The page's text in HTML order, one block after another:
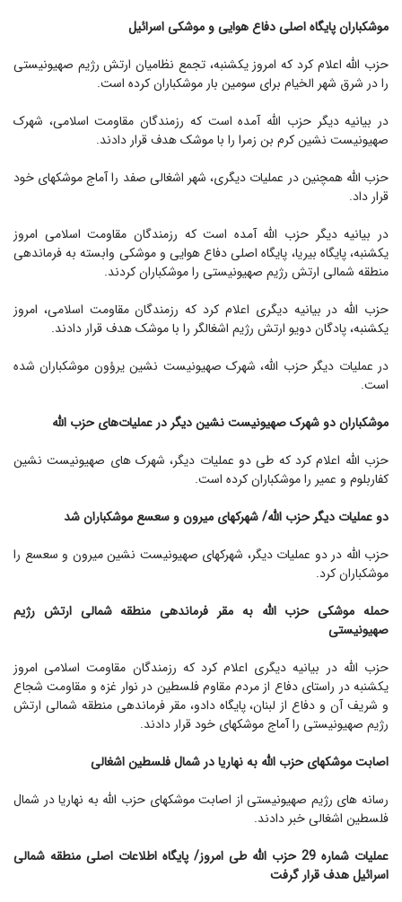
موشکباران پایگاه اصلی دفاع هوایی و موشکی اسرائیل
حزب الله اعلام کرد که امروز یکشنبه، تجمع نظامیان ارتش رژیم صهیونیستی
را در شرق شهر الخیام برای سومین بار موشکباران کرده است.
در بیانیه دیگر حزب الله آمده است که رزمندگان مقاومت اسلامی، شهرک
صهیونیست نشین کرم بن زمرا را با موشک هدف قرار دادند.
حزب الله همچنین در عملیات دیگری، شهر اشغالی صفد را آماج موشکهای خود
قرار داد.
در بیانیه دیگر حزب الله آمده است که رزمندگان مقاومت اسلامی امروز
یکشنبه، پایگاه بیریا، پایگاه اصلی دفاع هوایی و موشکی وابسته به فرماندهی
منطقه شمالی ارتش رژیم صهیونیستی را موشکباران کردند.
حزب الله در بیانیه دیگری اعلام کرد که رزمندگان مقاومت اسلامی، امروز
یکشنبه، پادگان دویو ارتش رژیم اشغالگر را با موشک هدف قرار دادند.
در عملیات دیگر حزب الله، شهرک صهیونیست نشین یرؤون موشکباران شده
است.
موشکباران دو شهرک صهیونیست نشین دیگر در عملیات‌های حزب الله
حزب الله اعلام کرد که طی دو عملیات دیگر، شهرک های صهیونیست نشین
کفاربلوم و عمیر را موشکباران کرده است.
دو عملیات دیگر حزب الله/ شهرکهای میرون و سعسع موشکباران شد
حزب الله در دو عملیات دیگر، شهرکهای صهیونیست نشین میرون و سعسع را
موشکباران کرد.
حمله موشکی حزب الله به مقر فرماندهی منطقه شمالی ارتش رژیم
صهیونیستی
حزب الله در بیانیه دیگری اعلام کرد که رزمندگان مقاومت اسلامی امروز
یکشنبه در راستای دفاع از مردم مقاوم فلسطین در نوار غزه و مقاومت شجاع
و شریف آن و دفاع از لبنان، پایگاه دادو، مقر فرماندهی منطقه شمالی ارتش
رژیم صهیونیستی را آماج موشکهای خود قرار دادند.
اصابت موشکهای حزب الله به نهاریا در شمال فلسطین اشغالی
رسانه های رژیم صهیونیستی از اصابت موشکهای حزب الله به نهاریا در شمال
فلسطین اشغالی خبر دادند.
عملیات شماره 29 حزب الله طی امروز/ پایگاه اطلاعات اصلی منطقه شمالی
اسرائیل هدف قرار گرفت